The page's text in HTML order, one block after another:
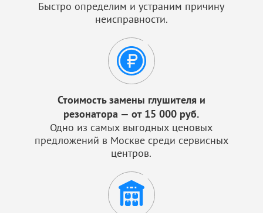
Быстро определим и устраним причину
неисправности.
Стоимость замены глушителя и
резонатора — от 15 000 руб.
Одно из самых выгодных ценовых
предложений в Москве среди сервисных
центров.